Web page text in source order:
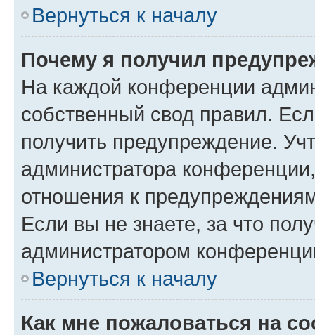
Вернуться к началу
Почему я получил
На каждой конференции
собственный свод правил.
получить предупреждение.
администратора
отношения к
Если вы не знаете, за что
администратором
Вернуться к началу
Как мне пожаловаться на